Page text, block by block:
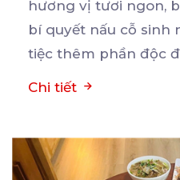
hương vị tươi ngon,
bí quyết nấu cỗ sinh
tiệc thêm phần độc
Chi tiết